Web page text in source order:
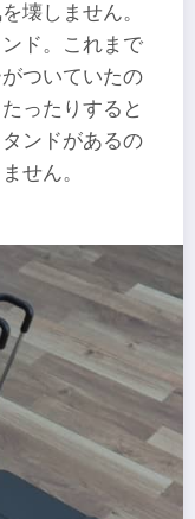
壊しません。
ド。これまで
ついていたの
ったりすると
ンドがあるの
せん。